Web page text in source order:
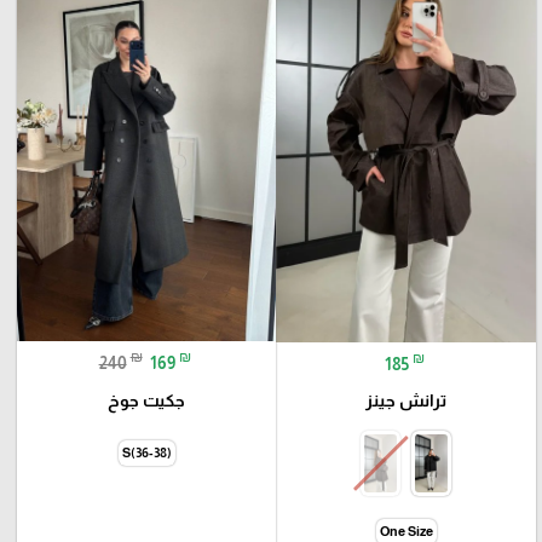
185 ₪
ترانش جينز
One Size
240 ₪ 169 ₪
جكيت جوخ
S(36-38)